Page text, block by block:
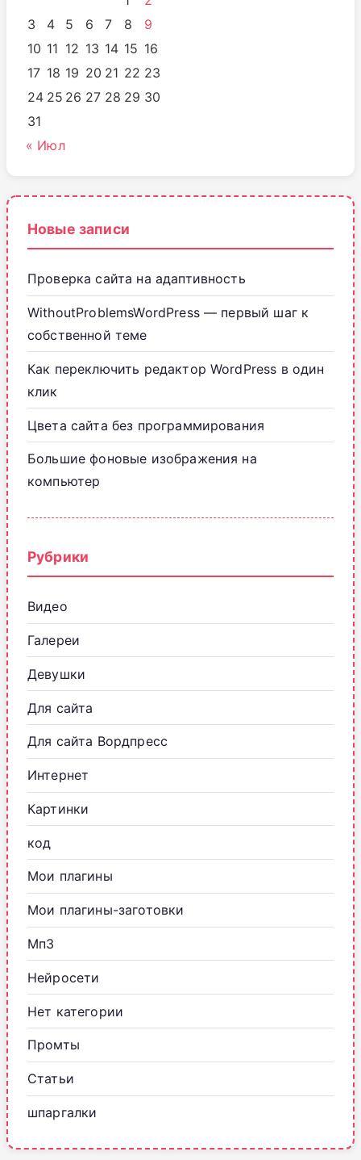
3
4 5 6 7 8
9
10 11 12 13 14 15 16
17 18 19 20 21 22 23
24 25 26 27 28 29 30
31
« Июл
Новые записи
Проверка сайта на адаптивность
WithoutProblemsWordPress — первый шаг к
собственной теме
Как переключить редактор WordPress в один
клик
Цвета сайта без программирования
Большие фоновые изображения на
компьютер
Рубрики
Видео
Галереи
Девушки
Для сайта
Для сайта Вордпресс
Интернет
Картинки
код
Мои плагины
Мои плагины-заготовки
Мп3
Нейросети
Нет категории
Промты
Статьи
шпаргалки